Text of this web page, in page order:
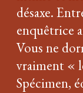
désaxe.
enquêtrice
Vous ne
vraiment «
Spécimen,